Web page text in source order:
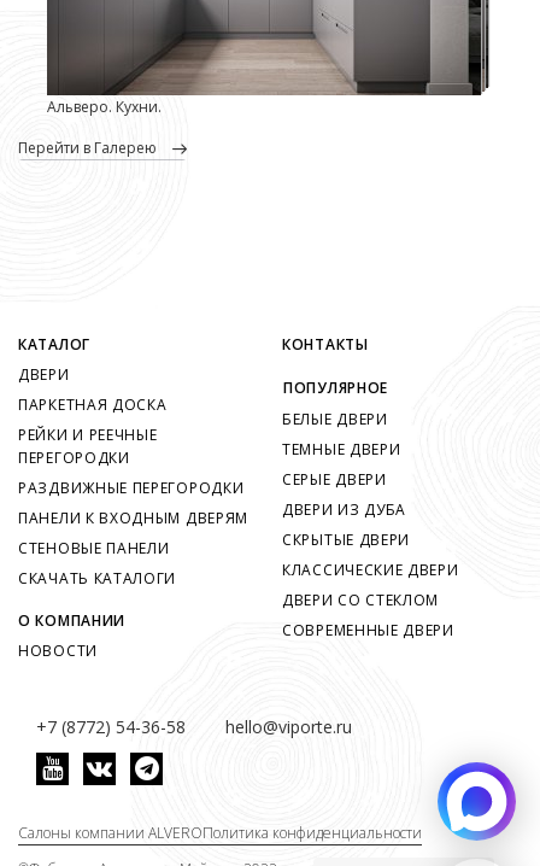
Альверо. Кухни.
перейти в Галерею
+7 (8772) 54-36-58 hello@viporte.ru
КАТАЛОГ
ДВЕРИ
ПАРКЕТНАЯ ДОСКА
РЕЙКИ И РЕЕЧНЫЕ
ПЕРЕГОРОДКИ
РАЗДВИЖНЫЕ ПЕРЕГОРОДКИ
ПАНЕЛИ К ВХОДНЫМ ДВЕРЯМ
СТЕНОВЫЕ ПАНЕЛИ
СКАЧАТЬ КАТАЛОГИ
О КОМПАНИИ
НОВОСТИ
КОНТАКТЫ
ПОПУЛЯРНОЕ
БЕЛЫЕ ДВЕРИ
ТЕМНЫЕ ДВЕРИ
СЕРЫЕ ДВЕРИ
ДВЕРИ ИЗ ДУБА
СКРЫТЫЕ ДВЕРИ
КЛАССИЧЕСКИЕ ДВЕРИ
ДВЕРИ СО СТЕКЛОМ
СОВРЕМЕННЫЕ ДВЕРИ
Салоны компании ALVEROПолитика конфиденциальности